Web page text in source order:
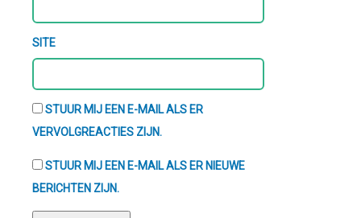
SITE
STUUR MIJ EEN E-MAIL ALS ER
VERVOLGREACTIES ZIJN.
STUUR MIJ EEN E-MAIL ALS ER NIEUWE
BERICHTEN ZIJN.